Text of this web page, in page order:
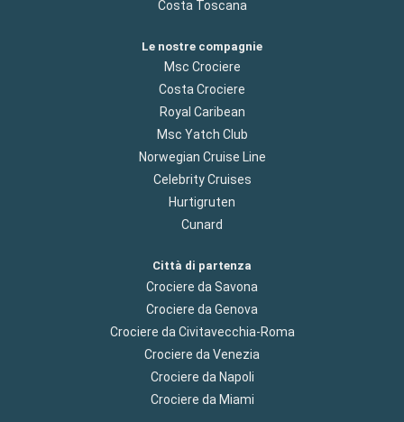
Costa Toscana
Le nostre compagnie
Msc Crociere
Costa Crociere
Royal Caribean
Msc Yatch Club
Norwegian Cruise Line
Celebrity Cruises
Hurtigruten
Cunard
Città di partenza
Crociere da Savona
Crociere da Genova
Crociere da Civitavecchia-Roma
Crociere da Venezia
Crociere da Napoli
Crociere da Miami